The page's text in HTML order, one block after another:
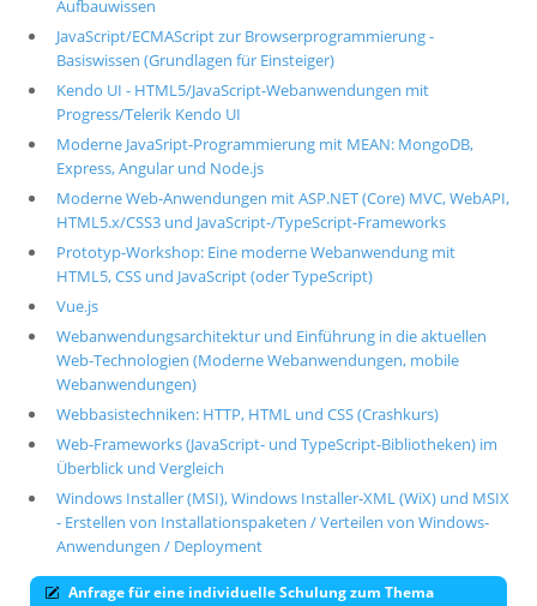
Aufbauwissen
JavaScript/ECMAScript zur Browserprogrammierung -
Basiswissen (Grundlagen für Einsteiger)
Kendo UI - HTML5/JavaScript-Webanwendungen mit
Progress/Telerik Kendo UI
Moderne JavaSript-Programmierung mit MEAN: MongoDB,
Express, Angular und Node.js
Moderne Web-Anwendungen mit ASP.NET (Core) MVC, WebAPI,
HTML5.x/CSS3 und JavaScript-/TypeScript-Frameworks
Prototyp-Workshop: Eine moderne Webanwendung mit
HTML5, CSS und JavaScript (oder TypeScript)
Vue.js
Webanwendungsarchitektur und Einführung in die aktuellen
Web-Technologien (Moderne Webanwendungen, mobile
Webanwendungen)
Webbasistechniken: HTTP, HTML und CSS (Crashkurs)
Web-Frameworks (JavaScript- und TypeScript-Bibliotheken) im
Überblick und Vergleich
Windows Installer (MSI), Windows Installer-XML (WiX) und MSIX
- Erstellen von Installationspaketen / Verteilen von Windows-
Anwendungen / Deployment
Anfrage für eine individuelle Schulung zum Thema